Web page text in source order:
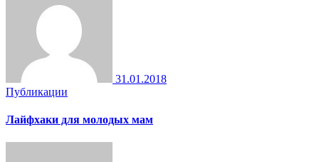
31.01.2018
Публикации
Лайфхаки для молодых мам